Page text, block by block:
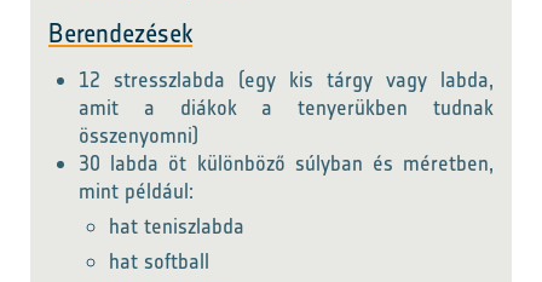
Berendezések
12 stresszlabda (egy kis tárgy vagy labda,
amit a diákok a tenyerükben tudnak
összenyomni)
30 labda öt különböző súlyban és méretben,
mint például:
hat teniszlabda
hat softball